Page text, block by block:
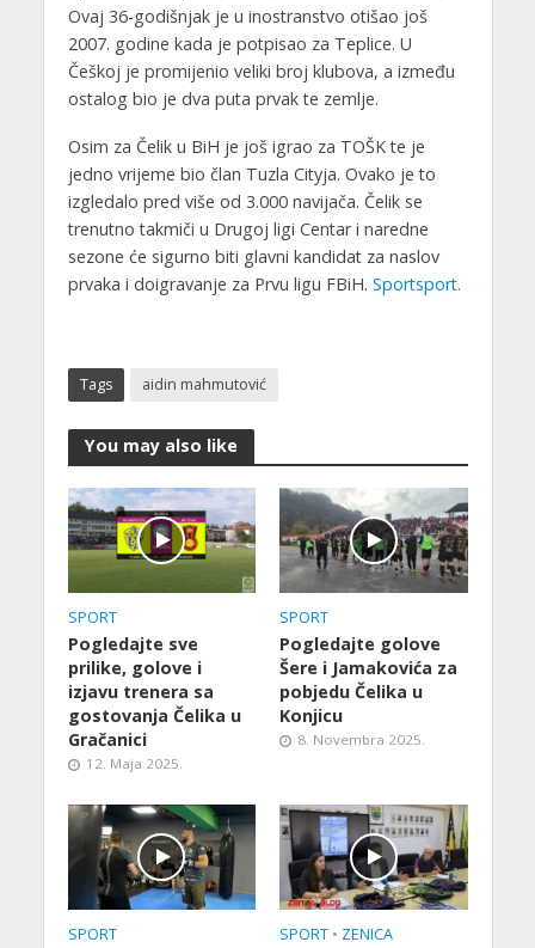
Ovaj 36-godišnjak je u inostranstvo otišao još
2007. godine kada je potpisao za Teplice. U
Češkoj je promijenio veliki broj klubova, a između
ostalog bio je dva puta prvak te zemlje.
Osim za Čelik u BiH je još igrao za TOŠK te je
jedno vrijeme bio član Tuzla Cityja. Ovako je to
izgledalo pred više od 3.000 navijača. Čelik se
trenutno takmiči u Drugoj ligi Centar i naredne
sezone će sigurno biti glavni kandidat za naslov
prvaka i doigravanje za Prvu ligu FBiH. Sportsport.
Tags aidin mahmutović
You may also like
SPORT
Pogledajte sve
prilike, golove i
izjavu trenera sa
gostovanja Čelika u
Gračanici
12. Maja 2025.
SPORT
Pogledajte golove
Šere i Jamakovića za
pobjedu Čelika u
Konjicu
8. Novembra 2025.
SPORT SPORT • ZENICA